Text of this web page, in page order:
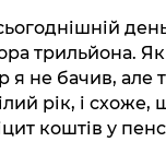
трильйона.
я не бачив, але
рік, і
коштів у